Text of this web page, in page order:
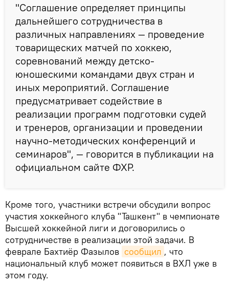
"Соглашение определяет принципы
дальнейшего сотрудничества в
различных направлениях — проведение
товарищеских матчей по хоккею,
соревнований между детско-
юношескими командами двух стран и
иных мероприятий. Соглашение
предусматривает содействие в
реализации программ подготовки судей
и тренеров, организации и проведении
научно-методических конференций и
семинаров", — говорится в публикации на
официальном сайте ФХР.
Кроме того, участники встречи обсудили вопрос
участия хоккейного клуба "Ташкент" в чемпионате
Высшей хоккейной лиги и договорились о
сотрудничестве в реализации этой задачи. В
феврале Бахтиёр Фазылов сообщил , что
национальный клуб может появиться в ВХЛ уже в
этом году.